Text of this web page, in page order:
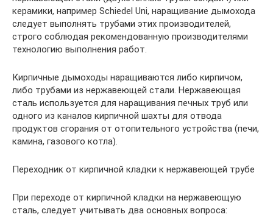
керамики, например Schiedel Uni, наращивание дымохода
следует выполнять трубами этих производителей,
строго соблюдая рекомендованную производителями
технологию выполнения работ.
Кирпичные дымоходы наращиваются либо кирпичом,
либо трубами из нержавеющей стали. Нержавеющая
сталь используется для наращивания печных труб или
одного из каналов кирпичной шахты для отвода
продуктов сгорания от отопительного устройства (печи,
камина, газового котла).
Переходник от кирпичной кладки к нержавеющей трубе
При переходе от кирпичной кладки на нержавеющую
сталь, следует учитывать два основных вопроса: